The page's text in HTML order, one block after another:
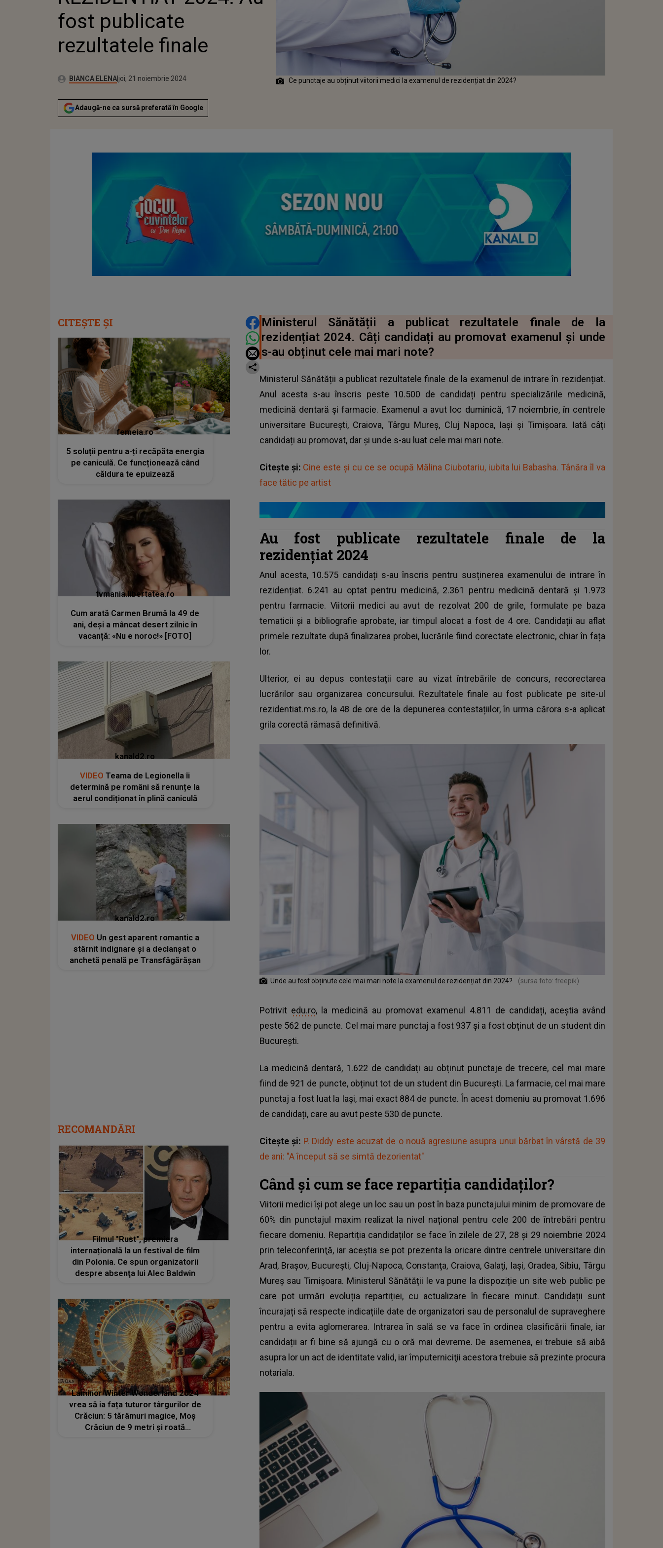
fost publicate
rezultatele finale
Autor:BIANCA ELENAPublicat:
joi, 21 noiembrie 2024
Actualizat:
joi, 21 noiembrie 2024
Adaugă-ne ca sursă preferată în Google
Ce punctaje au obținut viitorii medici la examenul de rezidențiat din 2024?
DISTRIBUIE ARTICOLUL
Ministerul Sănătății a publicat rezultatele finale de la
rezidențiat 2024. Câți candidați au promovat examenul și unde
s-au obținut cele mai mari note?
Ministerul Sănătății a publicat rezultatele finale de la examenul de intrare în rezidențiat.
Anul acesta s-au înscris peste 10.500 de candidați pentru specializările medicină,
medicină dentară și farmacie. Examenul a avut loc duminică, 17 noiembrie, în centrele
universitare Bucureşti, Craiova, Târgu Mureş, Cluj Napoca, Iaşi și Timişoara. Iată câți
candidați au promovat, dar și unde s-au luat cele mai mari note.
Citește și: Cine este și cu ce se ocupă Mălina Ciubotariu, iubita lui Babasha. Tânăra îl va
face tătic pe artist
Au fost publicate rezultatele finale de la
rezidențiat 2024
Anul acesta, 10.575 candidați s-au înscris pentru susținerea examenului de intrare în
rezidențiat. 6.241 au optat pentru medicină, 2.361 pentru medicină dentară și 1.973
pentru farmacie. Viitorii medici au avut de rezolvat 200 de grile, formulate pe baza
tematicii și a bibliografie aprobate, iar timpul alocat a fost de 4 ore. Candidații au aflat
primele rezultate după finalizarea probei, lucrările fiind corectate electronic, chiar în fața
lor.
Ulterior, ei au depus contestații care au vizat întrebările de concurs, recorectarea
lucrărilor sau organizarea concursului. Rezultatele finale au fost publicate pe site-ul
rezidentiat.ms.ro, la 48 de ore de la depunerea contestațiilor, în urma cărora s-a aplicat
grila corectă rămasă definitivă.
Unde au fost obținute cele mai mari note la examenul de rezidențiat din 2024? (sursa foto: freepik)
Potrivit edu.ro, la medicină au promovat examenul 4.811 de candidați, aceștia având
peste 562 de puncte. Cel mai mare punctaj a fost 937 și a fost obținut de un student din
București.
La medicină dentară, 1.622 de candidați au obținut punctaje de trecere, cel mai mare
fiind de 921 de puncte, obținut tot de un student din București. La farmacie, cel mai mare
punctaj a fost luat la Iași, mai exact 884 de puncte. În acest domeniu au promovat 1.696
de candidați, care au avut peste 530 de puncte.
Citește și: P. Diddy este acuzat de o nouă agresiune asupra unui bărbat în vârstă de 39
de ani: "A început să se simtă dezorientat"
Când și cum se face repartiția candidaților?
Viitorii medici își pot alege un loc sau un post în baza punctajului minim de promovare de
60% din punctajul maxim realizat la nivel național pentru cele 200 de întrebări pentru
fiecare domeniu. Repartiția candidaților se face în zilele de 27, 28 și 29 noiembrie 2024
prin teleconferinţă, iar aceștia se pot prezenta la oricare dintre centrele universitare din
Arad, Braşov, Bucureşti, Cluj-Napoca, Constanţa, Craiova, Galaţi, Iaşi, Oradea, Sibiu, Târgu
Mureş sau Timişoara. Ministerul Sănătății le va pune la dispoziție un site web public pe
care pot urmări evoluția repartiției, cu actualizare în fiecare minut. Candidații sunt
încurajați să respecte indicațiile date de organizatori sau de personalul de supraveghere
pentru a evita aglomerarea. Intrarea în sală se va face în ordinea clasificării finale, iar
candidații ar fi bine să ajungă cu o oră mai devreme. De asemenea, ei trebuie să aibă
asupra lor un act de identitate valid, iar împuterniciţii acestora trebuie să prezinte procura
notariala.
CITEȘTE ȘI
femeia.ro
5 soluții pentru a-ți recăpăta energia
pe caniculă. Ce funcționează când
căldura te epuizează
tvmania.libertatea.ro
Cum arată Carmen Brumă la 49 de
ani, deși a mâncat desert zilnic în
vacanță: «Nu e noroc!» [FOTO]
kanald2.ro
VIDEO Teama de Legionella îi
determină pe români să renunțe la
aerul condiționat în plină caniculă
kanald2.ro
VIDEO Un gest aparent romantic a
stârnit indignare și a declanșat o
anchetă penală pe Transfăgărășan
RECOMANDĂRI
Filmul "Rust", premiera
internațională la un festival de film
din Polonia. Ce spun organizatorii
despre absenţa lui Alec Baldwin
Laminor Winter Wonderland 2024
vrea să ia fața tuturor târgurilor de
Crăciun: 5 tărâmuri magice, Moș
Crăciun de 9 metri și roată